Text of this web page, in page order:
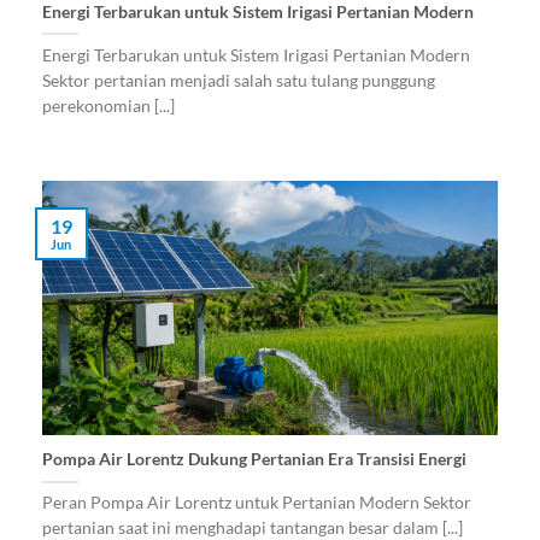
Energi Terbarukan untuk Sistem Irigasi Pertanian Modern
Energi Terbarukan untuk Sistem Irigasi Pertanian Modern
Sektor pertanian menjadi salah satu tulang punggung
perekonomian [...]
Pompa Air Lorentz Dukung Pertanian Era Transisi Energi
Peran Pompa Air Lorentz untuk Pertanian Modern Sektor
pertanian saat ini menghadapi tantangan besar dalam [...]
19
Jun